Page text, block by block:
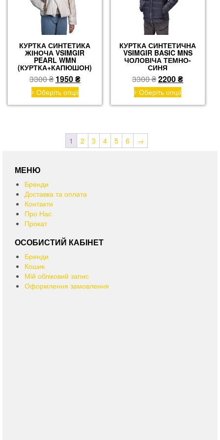
КУРТКА СИНТЕТИКА
ЖІНОЧА VSIMGIR
PEARL WMN
(КУРТКА+КАПЮШОН)
3300₴ Оригінальна
ціна:
3300 ₴.
1950₴Поточна
Оберіть опціїЦей
товар
має
Параметри
можна
КУРТКА СИНТЕТИЧНА
VSIMGIR BASIC MNS
ЧОЛОВІЧА ТЕМНО-
СИНЯ
3300₴Оригінальна
ціна:
3300 ₴.
2200₴Поточна
Оберіть опціїЦей
товар
має
1 2 3 4 5 6 →
МЕНЮ
Бренди
Доставка та оплата
Контакти
Про Нас
Прокат
ОСОБИСТИЙ КАБІНЕТ
Бренди
Кошик
Мій обліковий запис
Оформлення замовлення